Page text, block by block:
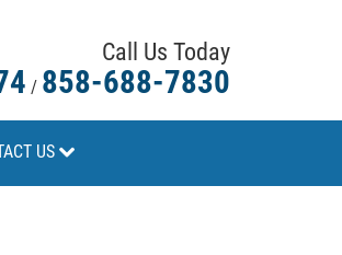
Call Us Today
/ 858-688-7830
US